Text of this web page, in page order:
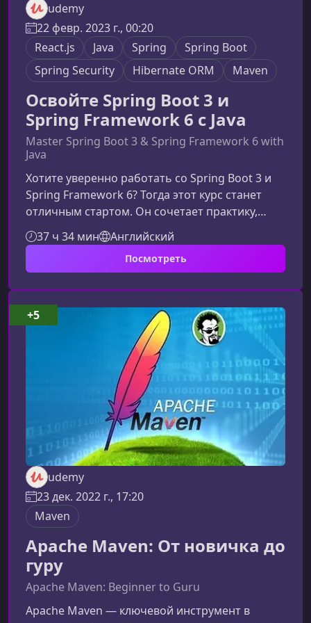
udemy
22 февр. 2023 г., 00:20
React.js
Java Spring
Spring Boot
Spring Security
Hibernate ORM Maven
Освойте Spring Boot 3 и
Spring Framework 6 с Java
Master Spring Boot 3 & Spring Framework 6 with
Java
Хотите уверенно работать со Spring Boot 3 и
Spring Framework 6? Тогда этот курс станет
отличным стартом. Он сочетает практику,
реальные примеры и пошаговое обучение,
помогая вам быстро перейти от основ
Java‑фреймворков к созданию
изучать Spring Boot 3 и Spring Framework
6Spring остаётся стандартом де-факто для
разработки корпоративных Java‑приложений.
Последние версии фреймворков
обеспечивают высокую
37 ч 34 мин Английский
Посмотреть
udemy
23 дек. 2022 г., 17:20
Maven
Apache Maven: От новичка до
гуру
Apache Maven: Beginner to Guru
Apache Maven — ключевой инструмент в
+5